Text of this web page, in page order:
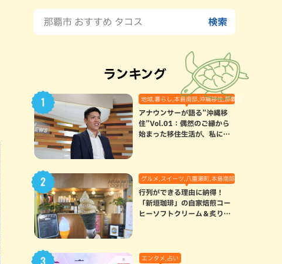
ランキング
地域,暮らし,本島南部,沖縄移住,那覇市
アナウンサーが語る”沖縄移
住”Vol.01：偶然のご縁から
始まった移住生活が、私にと
グルメ,スイーツ,八重瀬町,本島南部
行列ができる理由に納得！
「新垣珈琲」の自家焙煎コー
ヒーソフトクリーム＆炙りマ
エンタメ,占い